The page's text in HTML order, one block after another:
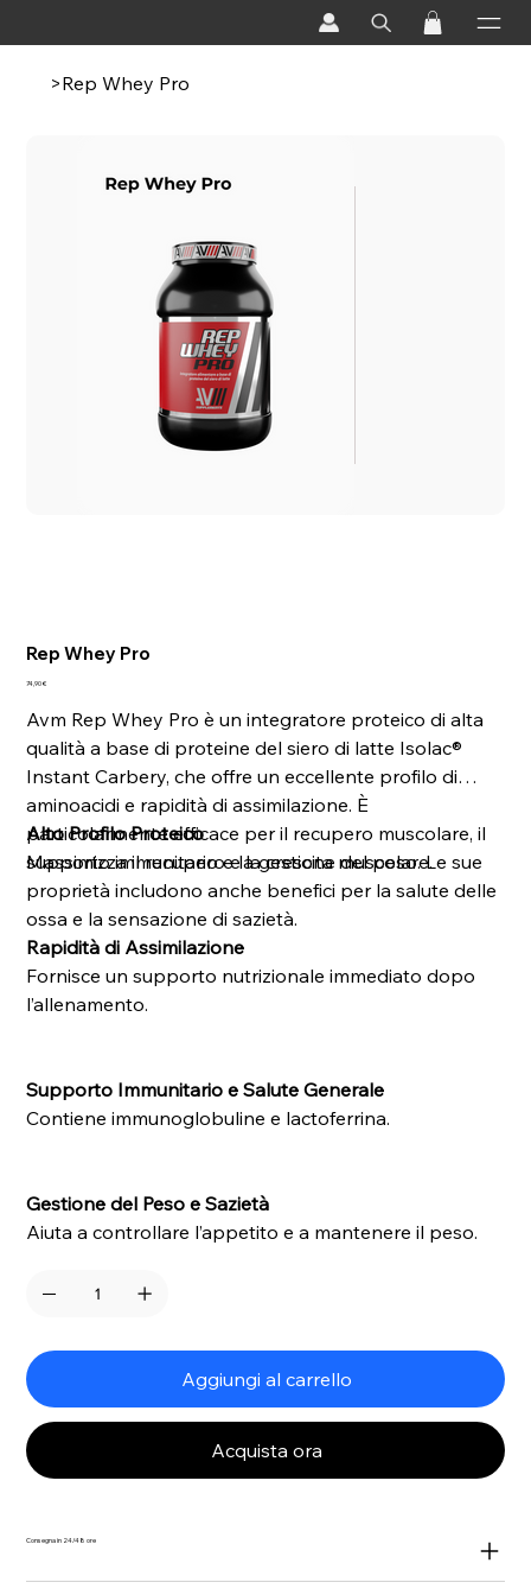
>Rep Whey Pro
Rep Whey Pro
Prezzo
74,90 €
Avm Rep Whey Pro è un integratore proteico di alta
qualità a base di proteine del siero di latte Isolac®
Instant Carbery, che offre un eccellente profilo di
aminoacidi e rapidità di assimilazione. È
particolarmente efficace per il recupero muscolare, il
supporto immunitario e la gestione del peso. Le sue
proprietà includono anche benefici per la salute delle
ossa e la sensazione di sazietà.
Alto Profilo Proteico
Massimizza il recupero e la crescita muscolare.
Rapidità di Assimilazione
Fornisce un supporto nutrizionale immediato dopo
l’allenamento.
Supporto Immunitario e Salute Generale
Contiene immunoglobuline e lactoferrina.
Gestione del Peso e Sazietà
Aiuta a controllare l’appetito e a mantenere il peso.
Aggiungi al carrello
Acquista ora
Consegna in 24/48 ore